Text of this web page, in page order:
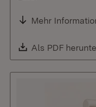
Mehr
Download:
Als PDF